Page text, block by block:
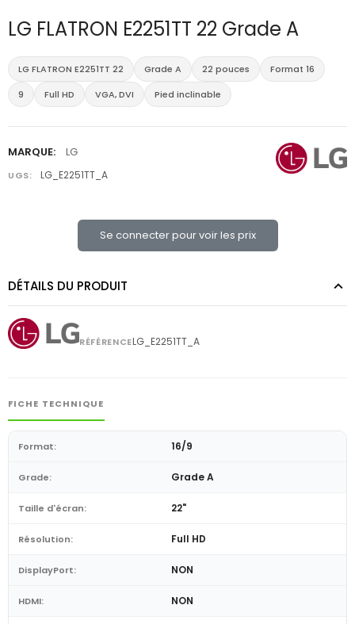
LG FLATRON E2251TT 22 Grade A
LG FLATRON E2251TT 22 Grade A 22 pouces
Format 16
9
Full HD VGA, DVI Pied inclinable
MARQUE: LG
UGS: LG_E2251TT_A
Se connecter pour voir les prix
DÉTAILS DU PRODUIT
RÉFÉRENCELG_E2251TT_A
FICHE TECHNIQUE
Format: 16/9
Grade: Grade A
Taille d'écran: 22"
Résolution: Full HD
DisplayPort: NON
HDMI: NON